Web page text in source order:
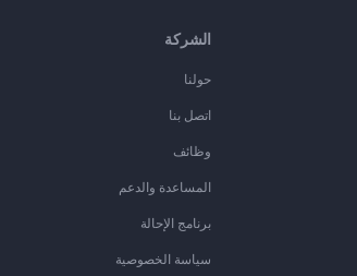
الشركة
حولنا
اتصل بنا
وظائف
المساعدة والدعم
برنامج الإحالة
سياسة الخصوصية